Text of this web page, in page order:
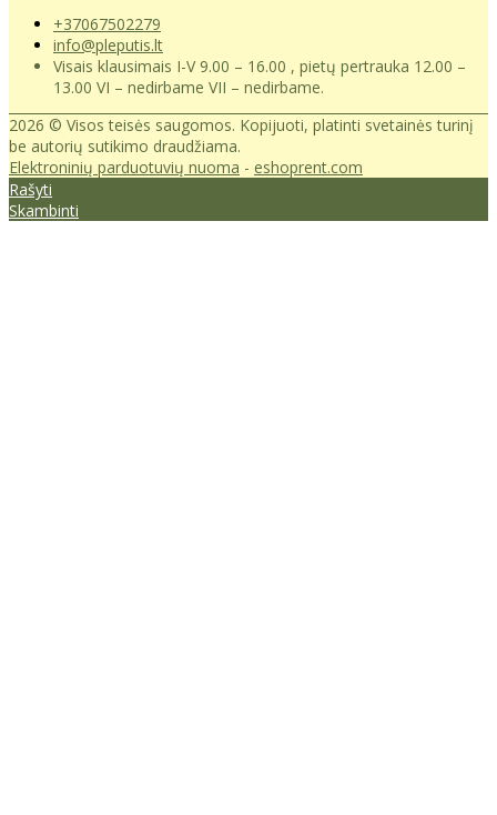
+37067502279
info@pleputis.lt
Visais klausimais I-V 9.00 – 16.00 , pietų pertrauka 12.00 –
13.00 VI – nedirbame VII – nedirbame.
2026 © Visos teisės saugomos. Kopijuoti, platinti svetainės turinį
be autorių sutikimo draudžiama.
Elektroninių parduotuvių nuoma - eshoprent.com
Rašyti
Skambinti